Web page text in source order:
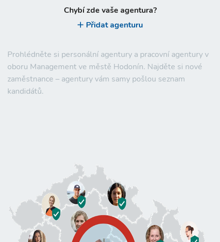
Prohlédněte si personální agentury a pracovní agentury v
oboru Management ve městě Hodonín. Najděte si nové
zaměstnance – agentury vám samy pošlou seznam
kandidátů.
Chybí zde vaše agentura?
Přidat agenturu